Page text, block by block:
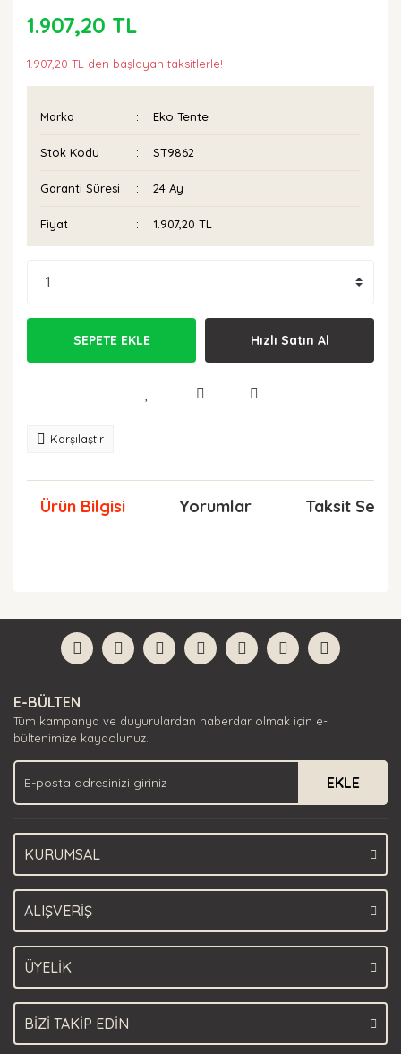
1.907,20 TL
1.907,20 TL den başlayan taksitlerle!
Marka Eko Tente
Stok Kodu ST9862
Garanti Süresi 24 Ay
Fiyat 1.907,20 TL
SEPETE EKLE Hızlı Satın Al
Karşılaştır
Ürün Bilgisi Yorumlar Taksit
Yorum Yaz
formunu kullanarak tarafımıza iletebilirsiniz.
Görüş ve önerileriniz için teşekkür ederiz.
Ürün açıklamasında eksik bilgiler bulunuyor.
Ürün bilgilerinde hatalar bulunuyor.
Ürün fiyatı diğer sitelerden daha pahalı.
Bu ürüne benzer farklı alternatifler olmalı.
E-BÜLTEN
Tüm kampanya ve duyurulardan haberdar olmak için e-
bültenimize kaydolunuz.
EKLE
KURUMSAL
ALIŞVERİŞ
ÜYELİK
BİZİ TAKİP EDİN